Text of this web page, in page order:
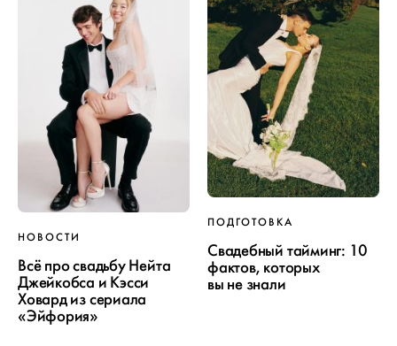
НОВОСТИ
Всё про свадьбу Нейта
Джейкобса и Кэсси
Ховард из сериала
«Эйфория»
ПОДГОТОВКА
Свадебный тайминг: 10
фактов, которых
вы не знали